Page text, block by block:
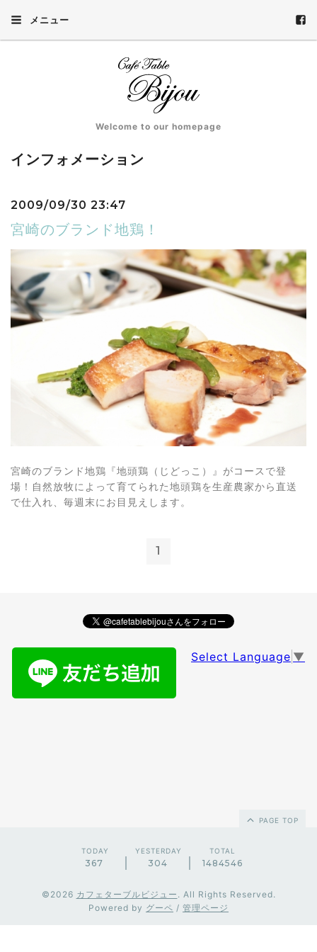
メニュー
Welcome to our homepage
インフォメーション
2009/09/30 23:47
宮崎のブランド地鶏！
宮崎のブランド地鶏『地頭鶏（じどっこ）』がコースで登
場！自然放牧によって育てられた地頭鶏を生産農家から直送
で仕入れ、毎週末にお目見えします。
1
Select Language ▼
PAGE TOP
TODAY
367
YESTERDAY
304
TOTAL
1484546
©2026 カフェターブルビジュー . All Rights Reserved.
Powered by グーペ / 管理ページ